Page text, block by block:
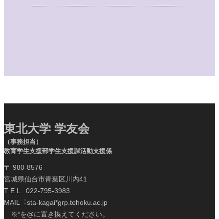
東北大学 学友会
（事務担当）
教育学生支援部学生支援課活動支援係
〒 980-8576
宮城県仙台市青葉区川内41
T E L : 022-795-3983
MAIL︓sta-kagai*grp.tohoku.ac.jp
※*を@に置き換えてください。